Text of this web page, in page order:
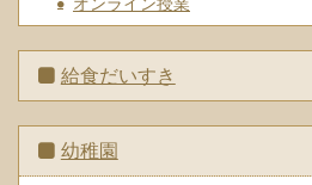
給食だいすき
幼稚園